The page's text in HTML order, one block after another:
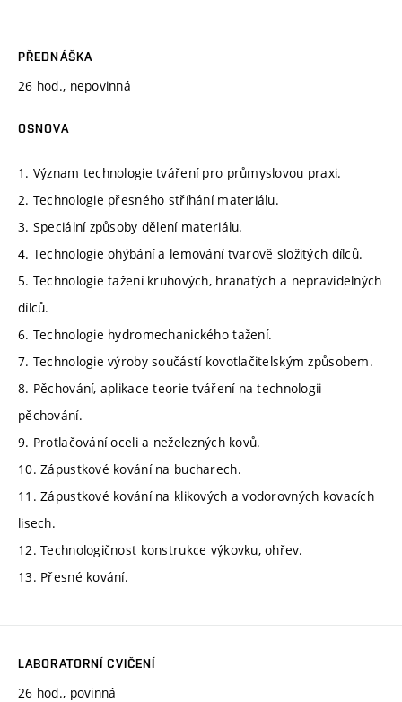
PŘEDNÁŠKA
26 hod., nepovinná
OSNOVA
1. Význam technologie tváření pro průmyslovou praxi.
2. Technologie přesného stříhání materiálu.
3. Speciální způsoby dělení materiálu.
4. Technologie ohýbání a lemování tvarově složitých dílců.
5. Technologie tažení kruhových, hranatých a nepravidelných
dílců.
6. Technologie hydromechanického tažení.
7. Technologie výroby součástí kovotlačitelským způsobem.
8. Pěchování, aplikace teorie tváření na technologii
pěchování.
9. Protlačování oceli a neželezných kovů.
10. Zápustkové kování na bucharech.
11. Zápustkové kování na klikových a vodorovných kovacích
lisech.
12. Technologičnost konstrukce výkovku, ohřev.
13. Přesné kování.
LABORATORNÍ CVIČENÍ
26 hod., povinná